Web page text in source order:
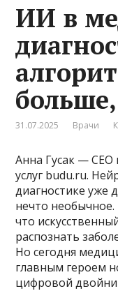
ИИ в
31.07.2025 Врачи
Анна Гусак — СЕО
услуг budu.ru.
диагностике уже
нечто
что
распознать
Но сегодня
главным героем
цифровой